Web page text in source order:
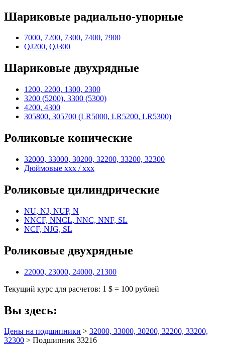
Шариковые радиально-упорные
7000, 7200, 7300, 7400, 7900
QJ200, QJ300
Шариковые двухрядные
1200, 2200, 1300, 2300
3200 (5200), 3300 (5300)
4200, 4300
305800, 305700 (LR5000, LR5200, LR5300)
Роликовые конические
32000, 33000, 30200, 32200, 33200, 32300
Дюймовые xxx / xxx
Роликовые цилиндрические
NU, NJ, NUP, N
NNCF, NNCL, NNC, NNF, SL
NCF, NJG, SL
Роликовые двухрядные
22000, 23000, 24000, 21300
Текущий курс для расчетов: 1 $ = 100 рублей
Вы здесь:
Цены на подшипники > 32000, 33000, 30200, 32200, 33200,
32300 > Подшипник 33216